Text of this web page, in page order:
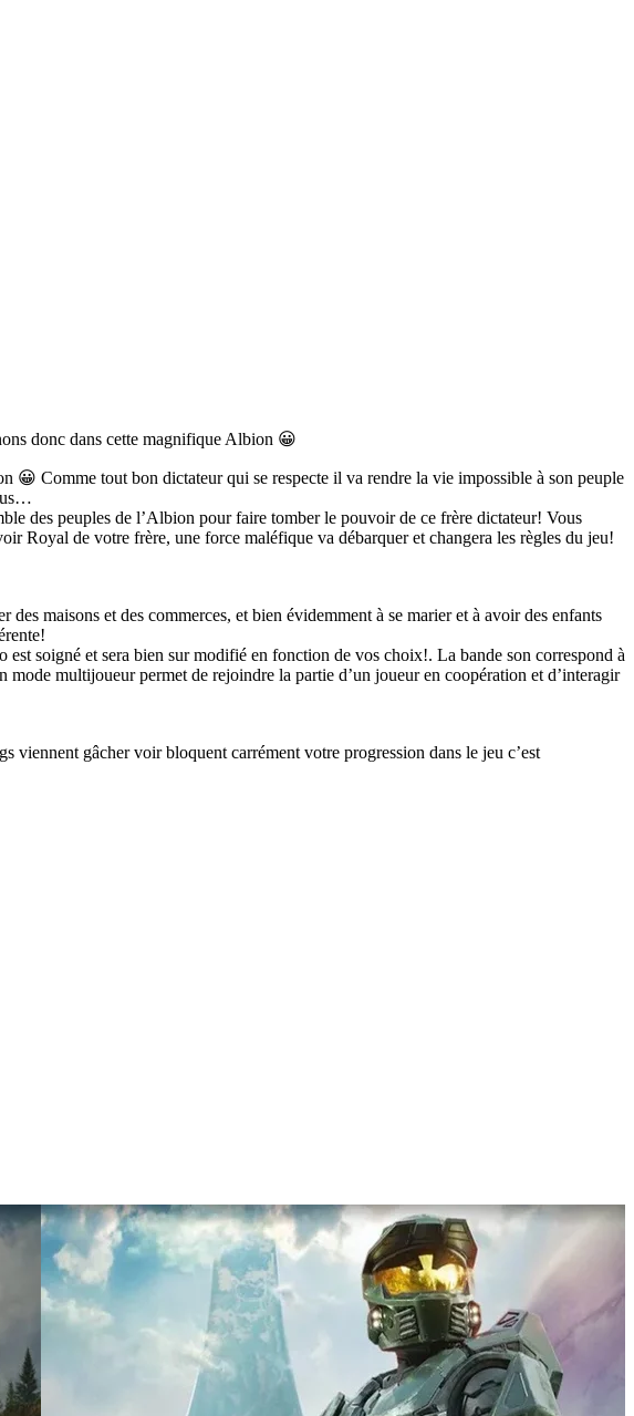
donc dans cette magnifique Albion 😀
Comme tout bon dictateur qui se respecte il va rendre la vie impossible à son peuple
des peuples de l’Albion pour faire tomber le pouvoir de ce frère dictateur! Vous
Royal de votre frère, une force maléfique va débarquer et changera les règles du jeu!
maisons et des commerces, et bien évidemment à se marier et à avoir des enfants
soigné et sera bien sur modifié en fonction de vos choix!. La bande son correspond à
multijoueur permet de rejoindre la partie d’un joueur en coopération et d’interagir
viennent gâcher voir bloquent carrément votre progression dans le jeu c’est